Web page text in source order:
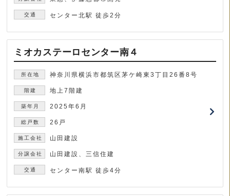
センター北駅 徒歩2分
ミオカステーロセンター南４
神奈川県横浜市都筑区茅ケ崎東3丁目26番8号
地上7階建
2025年6月
26戸
山田建設
山田建設、三信住建
センター南駅 徒歩4分